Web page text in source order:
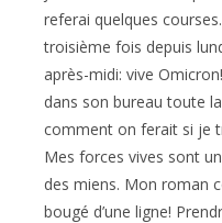
referai quelques
troisième fois depuis
après-midi: vive
dans son bureau toute
comment on ferait si je
Mes forces vives sont
des miens. Mon roman
bougé d’une ligne!